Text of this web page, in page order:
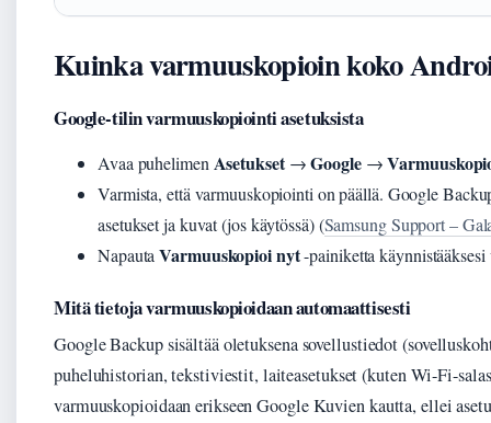
Kuinka varmuuskopioin koko
Google-tilin varmuuskopiointi asetuksista
Avaa puhelimen Asetukset→Google→
Varmista, että varmuuskopiointi on päällä. Google
asetukset ja kuvat (jos käytössä) (Samsung Support –
NapautaVarmuuskopioi nyt-painiketta
Mitä tietoja varmuuskopioidaan automaattisesti
Google Backup sisältää oletuksena sovellustiedot
puheluhistorian, tekstiviestit, laiteasetukset (kuten Wi-Fi-
varmuuskopioidaan erikseen Google Kuvien kautta, ellei